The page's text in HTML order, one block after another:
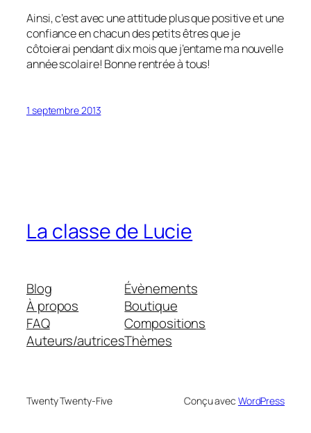
Ainsi, c’est avec une attitude plus que positive et une
confiance en chacun des petits êtres que je
côtoierai pendant dix mois que j’entame ma nouvelle
année scolaire! Bonne rentrée à tous!
1 septembre 2013
La classe de Lucie
Blog
À propos
FAQ
Auteurs/autrices
Évènements
Boutique
Compositions
Thèmes
Twenty Twenty-Five Conçu avec WordPress